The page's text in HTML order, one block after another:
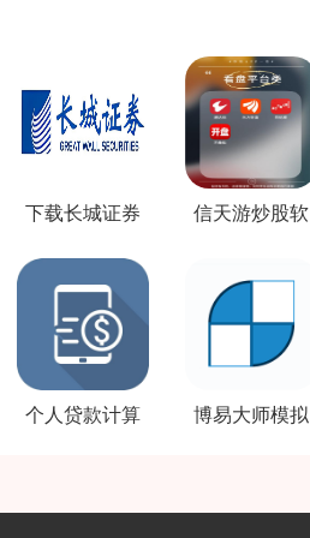
下载长城证券
软件下载
信天游炒股软
个人贷款计算 博易大师模拟